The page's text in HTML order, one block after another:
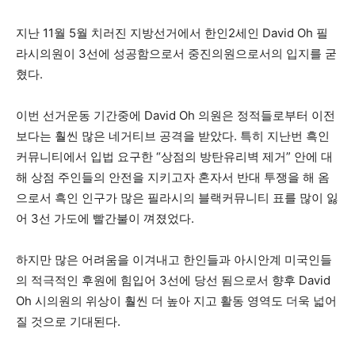
지난 11월 5월 치러진 지방선거에서 한인2세인 David Oh 필
라시의원이 3선에 성공함으로서 중진의원으로서의 입지를 굳
혔다.
이번 선거운동 기간중에 David Oh 의원은 정적들로부터 이전
보다는 훨씬 많은 네거티브 공격을 받았다. 특히 지난번 흑인
커뮤니티에서 입법 요구한 “상점의 방탄유리벽 제거” 안에 대
해 상점 주인들의 안전을 지키고자 혼자서 반대 투쟁을 해 옴
으로서 흑인 인구가 많은 필라시의 블랙커뮤니티 표를 많이 잃
어 3선 가도에 빨간불이 껴졌었다.
하지만 많은 어려움을 이겨내고 한인들과 아시안계 미국인들
의 적극적인 후원에 힘입어 3선에 당선 됨으로서 향후 David
Oh 시의원의 위상이 훨씬 더 높아 지고 활동 영역도 더욱 넓어
질 것으로 기대된다.